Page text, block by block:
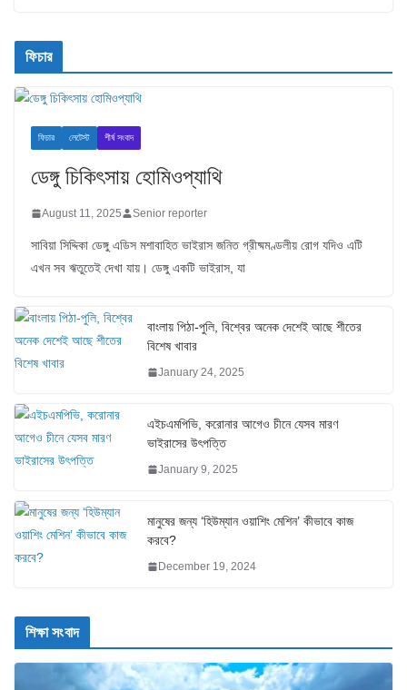
ফিচার
ফিচার লেটেস্ট শীর্ষ সংবাদ
ডেঙ্গু চিকিৎসায় হোমিওপ্যাথি
August 11, 2025 Senior reporter
সাবিয়া সিদ্দিকা ডেঙ্গু এডিস মশাবাহিত ভাইরাস জনিত গ্রীষ্মমণ্ডলীয় রোগ যদিও এটি
এখন সব ঋতুতেই দেখা যায়। ডেঙ্গু একটি ভাইরাস, যা
বাংলায় পিঠা-পুলি, বিশ্বের অনেক দেশেই আছে শীতের
বিশেষ খাবার
January 24, 2025
এইচএমপিভি, করোনার আগেও চীনে যেসব মারণ
ভাইরাসের উৎপত্তি
January 9, 2025
মানুষের জন্য ‘হিউম্যান ওয়াশিং মেশিন’ কীভাবে কাজ
করবে?
December 19, 2024
শিক্ষা সংবাদ